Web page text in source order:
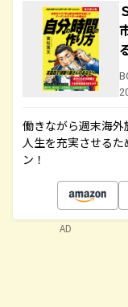
働きながら週末海外
人生を充実させる
ン！
AD